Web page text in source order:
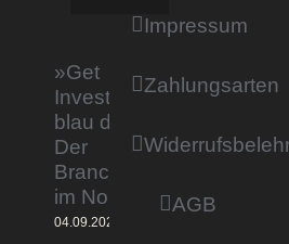
»Get
Invested by
blau direkt«:
Der
Branchentag
im Norden
04.09.2023
Impressum
Zahlungsarten
AGB